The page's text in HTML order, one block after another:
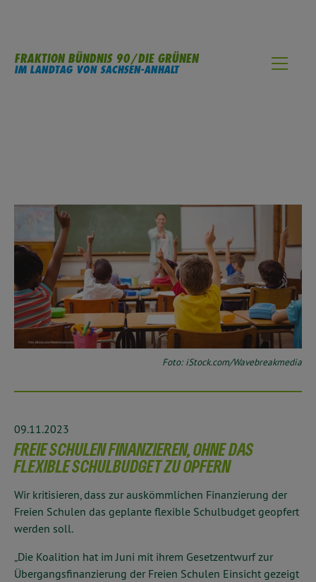
FRAKTION BÜNDNIS 90/DIE GRÜNEN
IM LANDTAG VON SACHSEN-ANHALT
Foto: iStock.com/Wavebreakmedia
09.11.2023
FREIE SCHULEN FINANZIEREN, OHNE DAS
FLEXIBLE SCHULBUDGET ZU OPFERN
Wir kritisieren, dass zur auskömmlichen Finanzierung der
Freien Schulen das geplante flexible Schulbudget geopfert
werden soll.
„Die Koalition hat im Juni mit ihrem Gesetzentwurf zur
Übergangsfinanzierung der Freien Schulen Einsicht gezeigt